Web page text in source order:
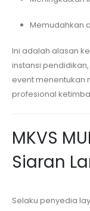
Memudahkan
Ini adalah alasan
instansi
event menentukan
profesional
MKVS
Siaran
Selaku penyedia